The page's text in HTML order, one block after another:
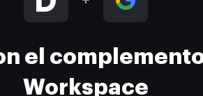
el
Workspace